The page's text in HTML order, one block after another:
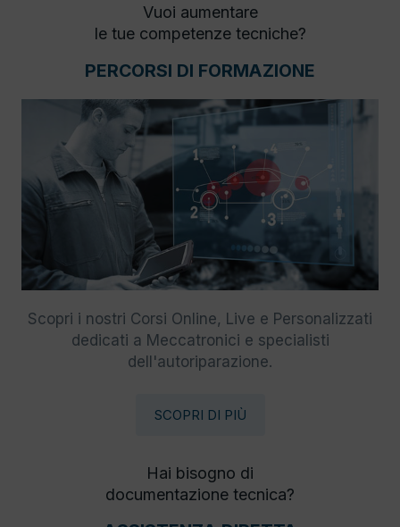
Vuoi aumentare
le tue competenze tecniche?
PERCORSI DI FORMAZIONE
Scopri i nostri Corsi Online, Live e Personalizzati
dedicati a Meccatronici e specialisti
dell'autoriparazione.
SCOPRI DI PIÙ
Hai bisogno di
documentazione tecnica?